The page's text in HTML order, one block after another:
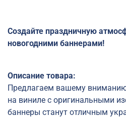
Создайте праздничную
новогодними баннерами!
Описание товара:
Предлагаем вашему
на виниле с оригинальными
баннеры станут отличным